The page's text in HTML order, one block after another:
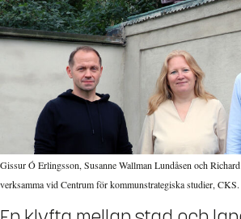
Gissur Ó Erlingsson, Susanne Wallman Lundåsen och
verksamma vid Centrum för kommunstrategiska studier, CKS.